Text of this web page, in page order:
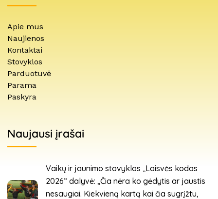
Apie mus
Naujienos
Kontaktai
Stovyklos
Parduotuvė
Parama
Paskyra
Naujausi įrašai
Vaikų ir jaunimo stovyklos „Laisvės kodas
2026“ dalyvė: „Čia nėra ko gėdytis ar jaustis
nesaugiai. Kiekvieną kartą kai čia sugrįžtu,